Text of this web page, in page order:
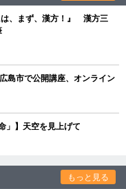
、まず、漢方！』 漢方三
島市で公開講座、オンライン
」】天空を見上げて
もっと見る